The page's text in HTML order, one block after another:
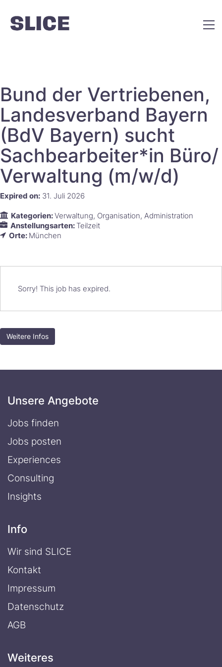
Bund der Vertriebenen,
Landesverband Bayern
(BdV Bayern) sucht
Sachbearbeiter*in Büro/
Verwaltung (m/w/d) ‌‌​​‌‌​‌‌‌​​​​​​
Expired on: 31. Juli 2026
Kategorien:Verwaltung Organisation Administration
Anstellungsarten:Teilzeit
Orte: München
Sorry! This job has expired.
Weitere Infos
Unsere Angebote
Jobs finden
Jobs posten
Experiences
Consulting
Insights
Info
Wir sind SLICE
Kontakt
Impressum
Datenschutz
AGB
Weiteres